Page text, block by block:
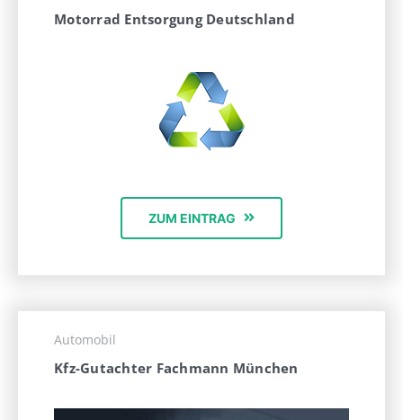
Motorrad Entsorgung Deutschland
ZUM EINTRAG
Automobil
Kfz-Gutachter Fachmann München